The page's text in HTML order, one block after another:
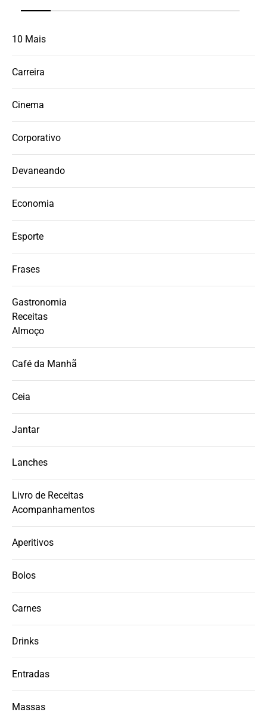
10 Mais
Carreira
Cinema
Corporativo
Devaneando
Economia
Esporte
Frases
Gastronomia
Receitas
Almoço
Café da Manhã
Ceia
Jantar
Lanches
Livro de Receitas
Acompanhamentos
Aperitivos
Bolos
Carnes
Drinks
Entradas
Massas